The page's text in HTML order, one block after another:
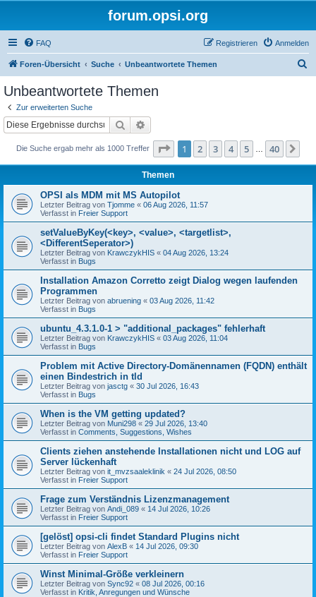
forum.opsi.org
FAQ Anmelden
Registrieren
Foren-Übersicht Suche Unbeantwortete Themen
Unbeantwortete Themen
Zur erweiterten Suche
Suche
Die Suche ergab mehr als 1000 Treffer Seite 1von 40
1 2 3 4 5 40
Themen
OPSI als MDM mit MS Autopilot
Letzter Beitrag von Tjomme « 06 Aug 2026, 11:57
Verfasst in Freier Support
setValueByKey(<key>, <value>, <targetlist>,
<DifferentSeperator>)
Letzter Beitrag von KrawczykHIS « 04 Aug 2026, 13:24
Verfasst in Bugs
Installation Amazon Corretto zeigt Dialog wegen laufenden
Programmen
Letzter Beitrag von abruening « 03 Aug 2026, 11:42
Verfasst in Bugs
ubuntu_4.3.1.0-1 > "additional_packages" fehlerhaft
Letzter Beitrag von KrawczykHIS « 03 Aug 2026, 11:04
Verfasst in Bugs
Problem mit Active Directory-Domänennamen (FQDN) enthält
einen Bindestrich in tld
Letzter Beitrag von jasctg « 30 Jul 2026, 16:43
Verfasst in Bugs
When is the VM getting updated?
Letzter Beitrag von Muni298 « 29 Jul 2026, 13:40
Verfasst in Comments, Suggestions, Wishes
Clients ziehen anstehende Installationen nicht und LOG auf
Server lückenhaft
Letzter Beitrag von it_mvzsaaleklinik « 24 Jul 2026, 08:50
Verfasst in Freier Support
Frage zum Verständnis Lizenzmanagement
Letzter Beitrag von Andi_089 « 14 Jul 2026, 10:26
Verfasst in Freier Support
[gelöst] opsi-cli findet Standard Plugins nicht
Letzter Beitrag von AlexB « 14 Jul 2026, 09:30
Verfasst in Freier Support
Winst Minimal-Größe verkleinern
Letzter Beitrag von Sync92 « 08 Jul 2026, 00:16
Verfasst in Kritik, Anregungen und Wünsche